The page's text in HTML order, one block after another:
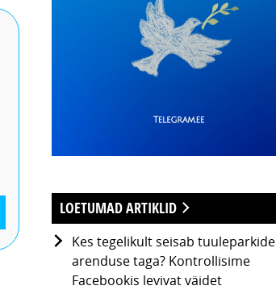
LOETUMAD ARTIKLID
Kes tegelikult seisab tuuleparkide
arenduse taga? Kontrollisime
Facebookis levivat väidet